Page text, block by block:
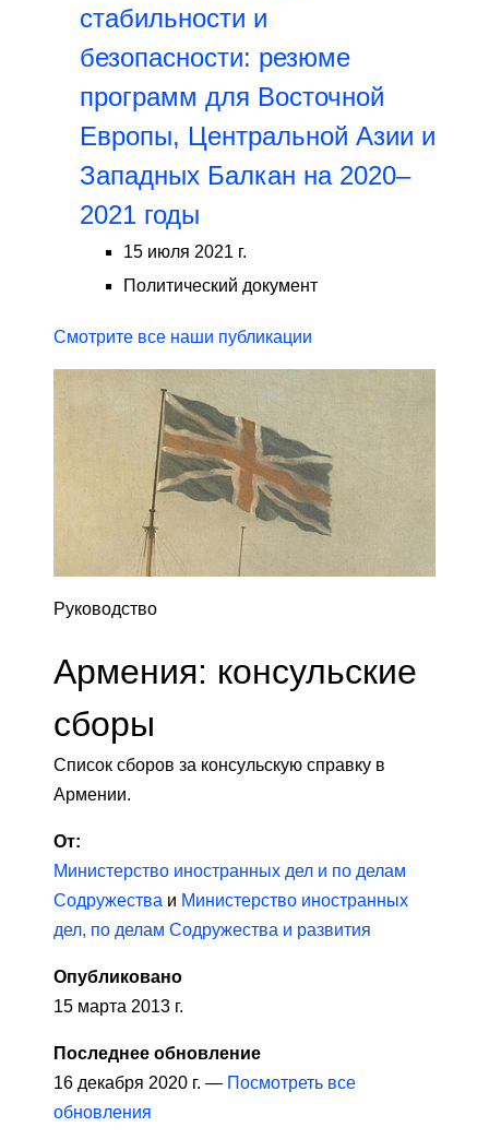
стабильности и
безопасности: резюме
программ для Восточной
Европы, Центральной Азии и
Западных Балкан на 2020–
2021 годы
15 июля 2021 г.
Политический документ
Смотрите все наши публикации
Руководство
Армения: консульские
сборы
Список сборов за консульскую справку в
Армении.
От:
Министерство иностранных дел и по делам
Содружества и Министерство иностранных
дел, по делам Содружества и развития
Опубликовано
15 марта 2013 г.
Последнее обновление
16 декабря 2020 г. — Посмотреть все
обновления